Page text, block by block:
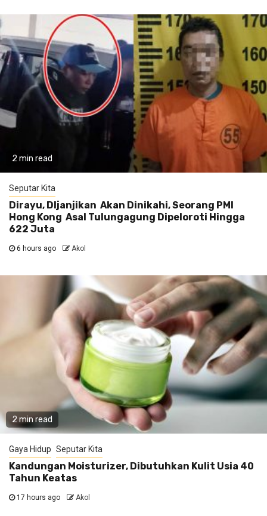
2 min read
Seputar Kita
Dirayu, DIjanjikan Akan Dinikahi, Seorang PMI
Hong Kong Asal Tulungagung Dipeloroti Hingga
622 Juta
6 hours ago Akol
2 min read
Gaya Hidup Seputar Kita
Kandungan Moisturizer, Dibutuhkan Kulit Usia 40
Tahun Keatas
17 hours ago Akol